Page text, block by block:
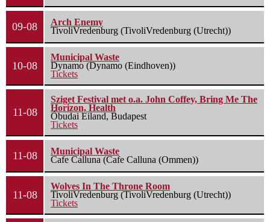
09-08
Arch Enemy
TivoliVredenburg (TivoliVredenburg (Utrecht))
10-08
Municipal Waste
Dynamo (Dynamo (Eindhoven))
Tickets
11-08
Sziget Festival met o.a. John Coffey, Bring Me The
Horizon, Health
Óbudai Eiland, Budapest
Tickets
11-08
Municipal Waste
Cafe Calluna (Cafe Calluna (Ommen))
11-08
Wolves In The Throne Room
TivoliVredenburg (TivoliVredenburg (Utrecht))
Tickets